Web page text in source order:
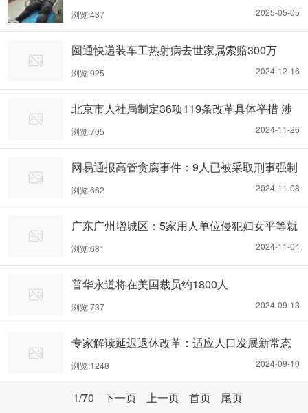
批员工病假称能走路就能上班
2025-05-05
浏览:437
圆通快递装车工热射病去世家属索赔300万
2024-12-16
浏览:925
北京市人社局制定36项119条改革具体举措 涉
落实延迟退休部署等
2024-11-26
浏览:705
网易通报高管贪腐事件：9人已被采取刑事强制
措施
2024-11-08
浏览:662
广东广州增城区：5家用人单位侵犯妇女平等就
业权利被查处
2024-11-04
浏览:681
普华永道将在美国裁员约1800人
2024-09-13
浏览:737
专家解读延迟退休改革：适应人口发展新常态
的必然选择
2024-09-10
浏览:1248
1/70 下一页 上一页 首页 尾页